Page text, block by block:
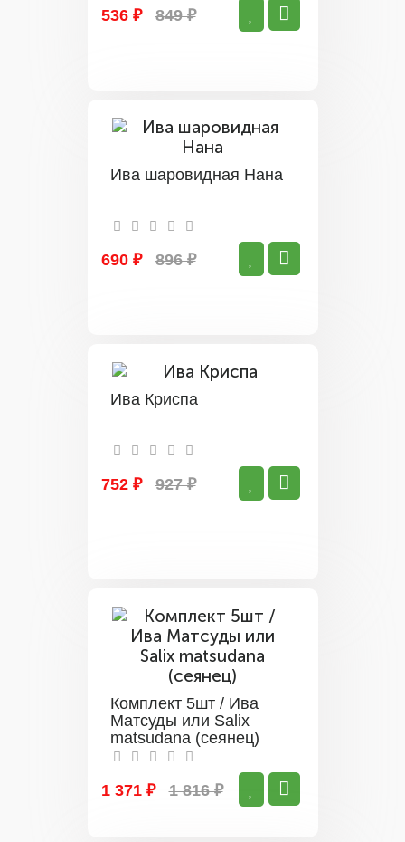
536 ₽ 849 ₽
Ива шаровидная Нана
690 ₽ 896 ₽
Ива Криспа
752 ₽ 927 ₽
Комплект 5шт / Ива
Матсуды или Salix
matsudana (сеянец)
1 371 ₽ 1 816 ₽